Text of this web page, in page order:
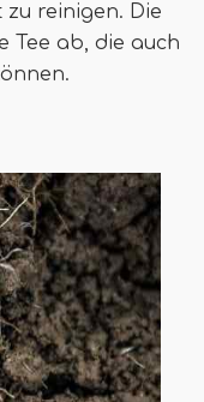
reinigen. Die
Tee ab, die auch